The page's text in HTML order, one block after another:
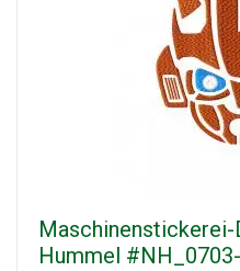
Hummel